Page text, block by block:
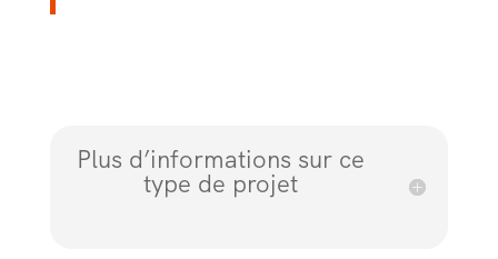
Plus d’informations sur ce
type de projet